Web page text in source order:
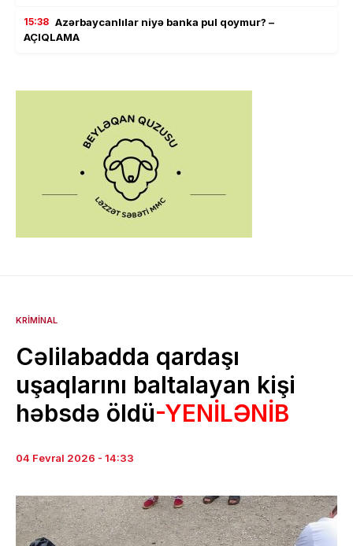
15:38 Azərbaycanlılar niyə banka pul qoymur? –
AÇIQLAMA
KRIMINAL
Cəlilabadda qardaşı
uşaqlarını baltalayan kişi
həbsdə öldü-YENİLƏNİB
04 Fevral 2026 - 14:33